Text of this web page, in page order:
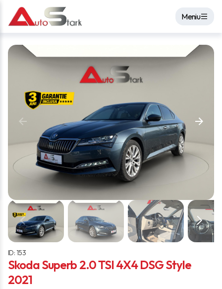
Meniu
ID: 153
Skoda Superb 2.0 TSI 4X4 DSG Style
2021